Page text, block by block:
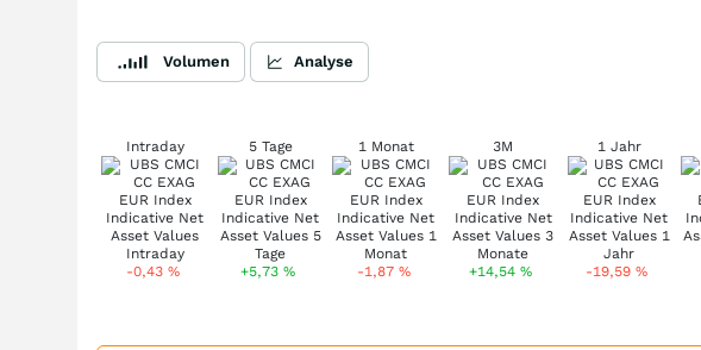
Volumen Analyse
Intraday
-0,43 %
5 Tage
+5,73%
1 Monat
-1,87 %
3M
+14,54%
1 Jahr
-19,59%